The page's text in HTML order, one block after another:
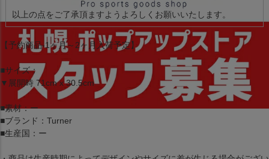
以上の点をご了承頂ますようよろしくお願いいたします。
【予約商品-1ヶ月～2ヶ月入荷予定】
■サイズ：
▼展開時 71cm x 30.5cm
■素材：ー
■ブランド：Turner
■生産国：ー